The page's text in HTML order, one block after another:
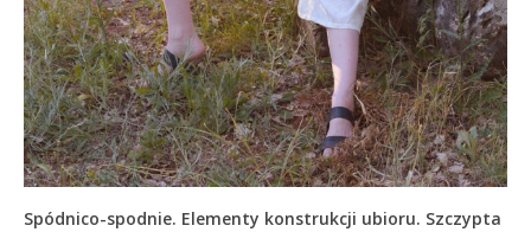
Spódnico-spodnie. Elementy konstrukcji ubioru. Szczypta